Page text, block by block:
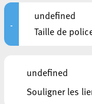
CE
-
undefined
Taille de
undefined
Souligner les